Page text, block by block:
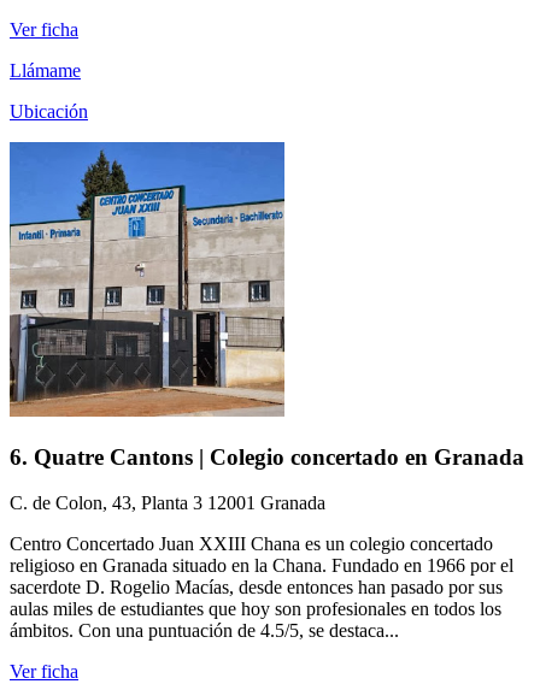
Ver ficha
Llámame
Ubicación
6. Quatre Cantons | Colegio concertado en Granada
C. de Colon, 43, Planta 3 12001 Granada
Centro Concertado Juan XXIII Chana es un colegio concertado
religioso en Granada situado en la Chana. Fundado en 1966 por el
sacerdote D. Rogelio Macías, desde entonces han pasado por sus
aulas miles de estudiantes que hoy son profesionales en todos los
ámbitos. Con una puntuación de 4.5/5, se destaca...
Ver ficha